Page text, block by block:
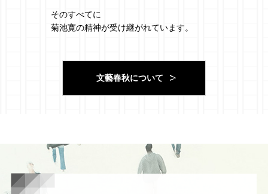
そのすべてに
菊池寛の精神が受け継がれています。
文藝春秋について